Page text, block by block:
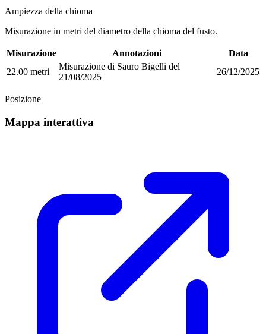
Ampiezza della chioma
Misurazione in metri del diametro della chioma del fusto.
Misurazione Annotazioni
Data
22.00 metri
Misurazione di Sauro Bigelli del
21/08/2025
26/12/2025
Posizione
Mappa interattiva